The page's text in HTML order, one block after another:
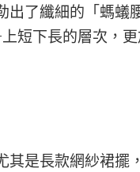
出了纖細的「螞蟻
短下長的層次，
其是長款網紗裙擺